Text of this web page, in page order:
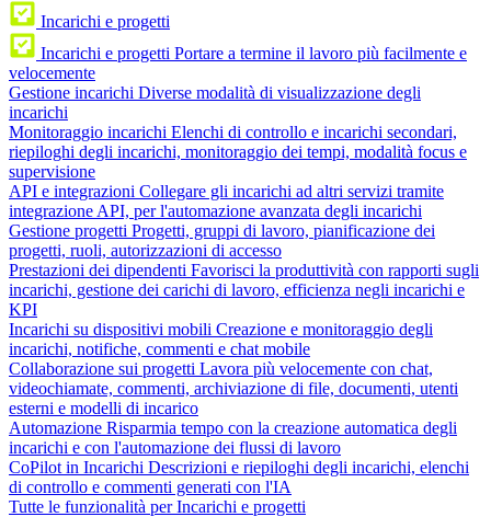
Incarichi e progetti
Incarichi e progetti Portare a termine il lavoro più facilmente e
velocemente
Gestione incarichi Diverse modalità di visualizzazione degli
incarichi
Monitoraggio incarichi Elenchi di controllo e incarichi secondari,
riepiloghi degli incarichi, monitoraggio dei tempi, modalità focus e
supervisione
API e integrazioni Collegare gli incarichi ad altri servizi tramite
integrazione API, per l'automazione avanzata degli incarichi
Gestione progetti Progetti, gruppi di lavoro, pianificazione dei
progetti, ruoli, autorizzazioni di accesso
Prestazioni dei dipendenti Favorisci la produttività con rapporti sugli
incarichi, gestione dei carichi di lavoro, efficienza negli incarichi e
KPI
Incarichi su dispositivi mobili Creazione e monitoraggio degli
incarichi, notifiche, commenti e chat mobile
Collaborazione sui progetti Lavora più velocemente con chat,
videochiamate, commenti, archiviazione di file, documenti, utenti
esterni e modelli di incarico
Automazione Risparmia tempo con la creazione automatica degli
incarichi e con l'automazione dei flussi di lavoro
CoPilot in Incarichi Descrizioni e riepiloghi degli incarichi, elenchi
di controllo e commenti generati con l'IA
Tutte le funzionalità per Incarichi e progetti